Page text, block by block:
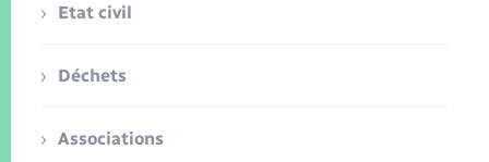
Etat civil
Déchets
Associations